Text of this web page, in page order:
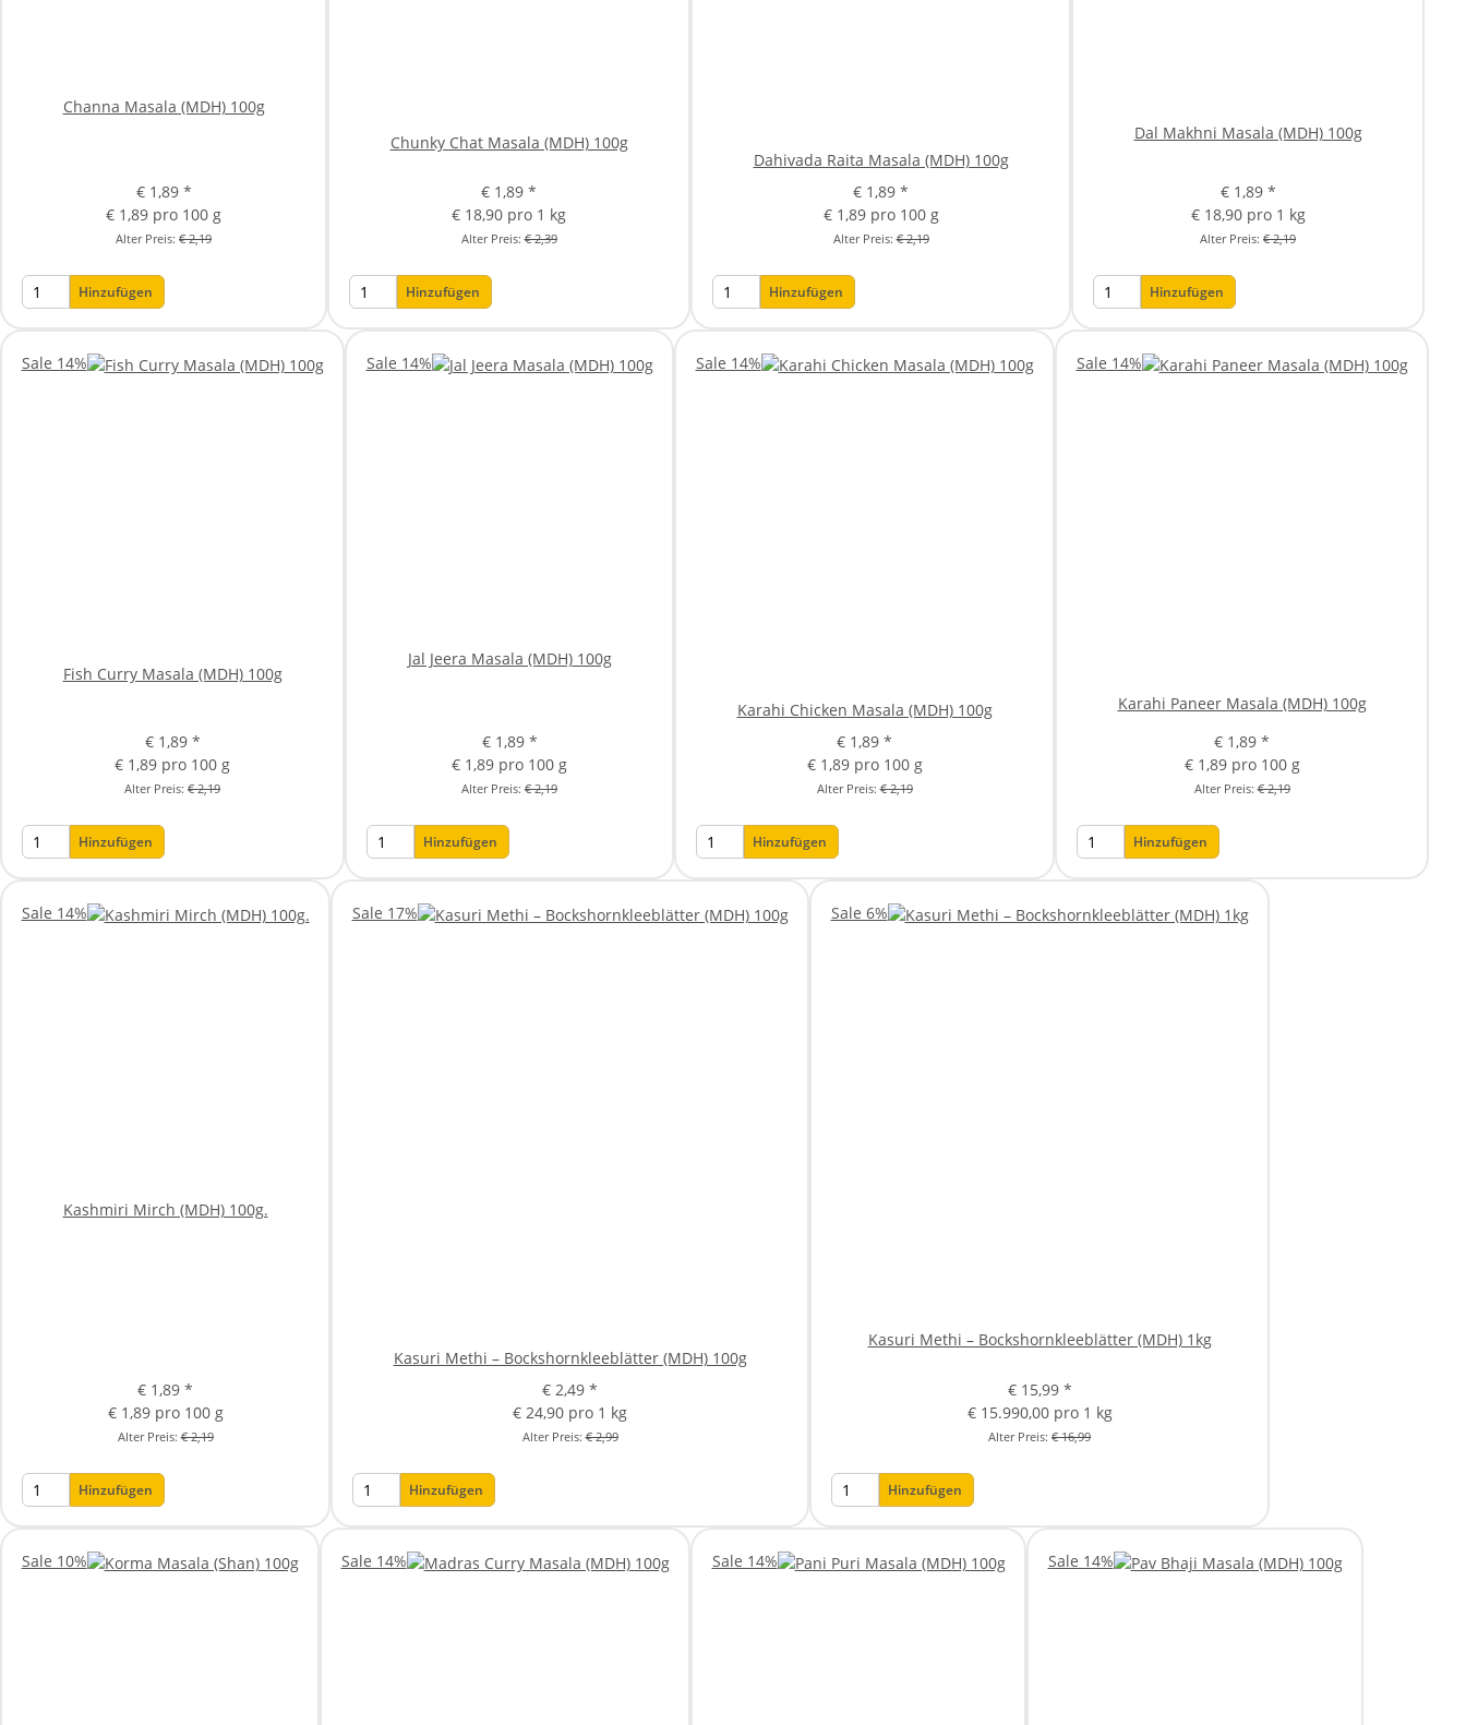
Channa Masala (MDH) 100g
€ 1,89 *
€ 1,89 pro 100 g
Alter Preis: € 2,19
Hinzufügen
Chunky Chat Masala (MDH) 100g
€ 1,89 *
€ 18,90 pro 1 kg
Alter Preis:€ 2,39
Hinzufügen
Dahivada Raita Masala (MDH) 100g
€ 1,89 *
€ 1,89 pro 100 g
Alter Preis:€ 2,19
Hinzufügen
Dal Makhni Masala (MDH) 100g
€ 1,89 *
€ 18,90 pro 1 kg
Alter Preis: € 2,19
Hinzufügen
Sale 14%
Fish Curry Masala (MDH) 100g
€ 1,89 *
€ 1,89 pro 100 g
Alter Preis: € 2,19
Hinzufügen
Sale 14%
Jal Jeera Masala (MDH) 100g
€ 1,89 *
€ 1,89 pro 100 g
Alter Preis: € 2,19
Hinzufügen
Sale 14%
Karahi Chicken Masala (MDH) 100g
€ 1,89 *
€ 1,89 pro 100 g
Alter Preis:€ 2,19
Hinzufügen
Sale 14%
Karahi Paneer Masala (MDH) 100g
€ 1,89 *
€ 1,89 pro 100 g
Alter Preis:€ 2,19
Hinzufügen
Sale 14%
Kashmiri Mirch (MDH) 100g.
€ 1,89 *
€ 1,89 pro 100 g
Alter Preis:€ 2,19
Hinzufügen
Sale 17%
Kasuri Methi – Bockshornkleeblätter (MDH) 100g
€ 2,49 *
€ 24,90 pro 1 kg
Alter Preis:€ 2,99
Hinzufügen
Sale 6%
Kasuri Methi – Bockshornkleeblätter (MDH) 1kg
€ 15,99 *
€ 15.990,00 pro 1 kg
Alter Preis: € 16,99
Hinzufügen
Sale 10% Sale 14% Sale 14% Sale 14%